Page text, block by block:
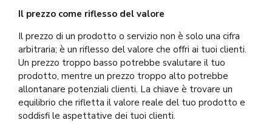
Il prezzo come riflesso del valore
Il prezzo di un prodotto o servizio non è solo una cifra
arbitraria; è un riflesso del valore che offri ai tuoi clienti.
Un prezzo troppo basso potrebbe svalutare il tuo
prodotto, mentre un prezzo troppo alto potrebbe
allontanare potenziali clienti. La chiave è trovare un
equilibrio che rifletta il valore reale del tuo prodotto e
soddisfi le aspettative dei tuoi clienti.